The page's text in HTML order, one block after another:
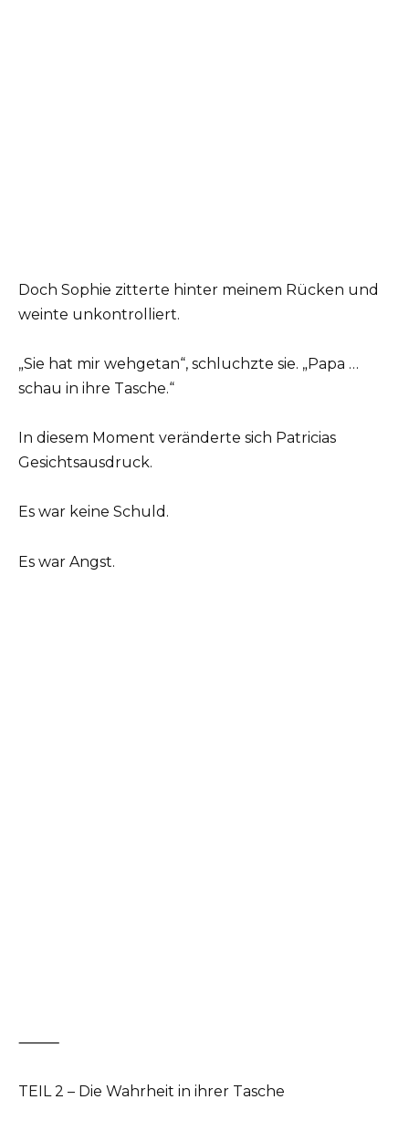
Doch Sophie zitterte hinter meinem Rücken und
weinte unkontrolliert.
„Sie hat mir wehgetan“, schluchzte sie. „Papa …
schau in ihre Tasche.“
In diesem Moment veränderte sich Patricias
Gesichtsausdruck.
Es war keine Schuld.
Es war Angst.
⸻
TEIL 2 – Die Wahrheit in ihrer Tasche